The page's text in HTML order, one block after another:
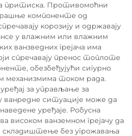
притиска. Противомоћни
компоненте од
корозију и одржавају
у влажним или влажним
ванзведних грејача има
спречавају пренос топлоте
обезбеђујући сигурно
механизмима током рада.
за управљање за
ванредне ситуације може да
уређаје. Робусна
високом ванземном грејачу да
без угрожавања